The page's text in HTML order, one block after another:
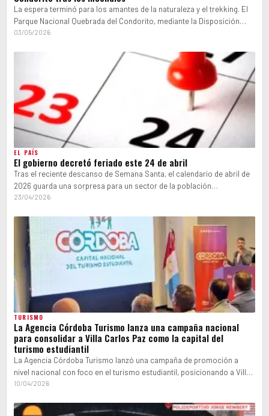
La espera terminó para los amantes de la naturaleza y el trekking. El
Parque Nacional Quebrada del Condorito, mediante la Disposición
N.º…
03/05/2026
EL PAÍS
El gobierno decretó feriado este 24 de abril
Tras el reciente descanso de Semana Santa, el calendario de abril de
2026 guarda una sorpresa para un sector de la población…
23/04/2026
TURISMO
La Agencia Córdoba Turismo lanza una campaña nacional
para consolidar a Villa Carlos Paz como la capital del
turismo estudiantil
La Agencia Córdoba Turismo lanzó una campaña de promoción a
nivel nacional con foco en el turismo estudiantil, posicionando a Villa
Carlos…
10/04/2026